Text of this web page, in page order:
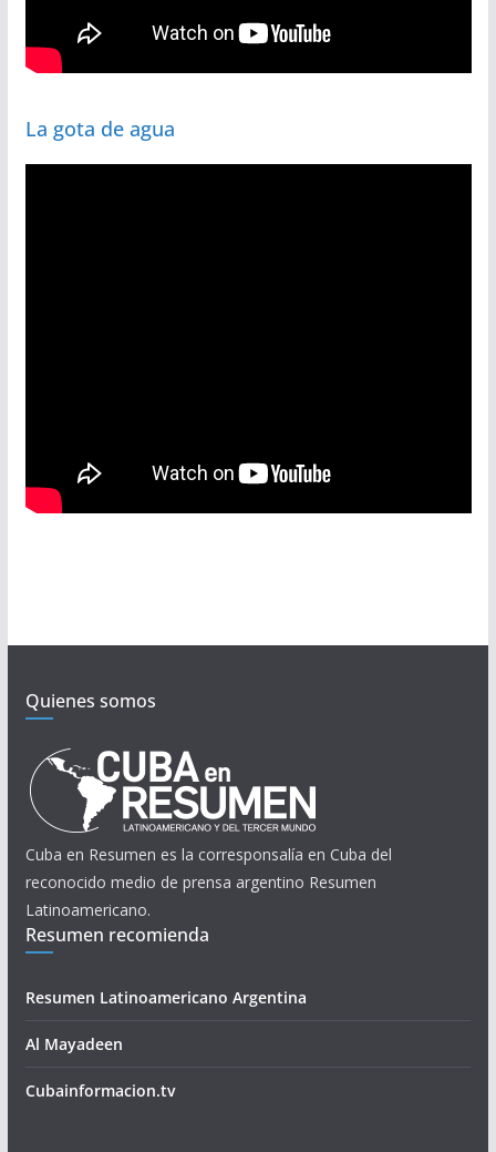
La gota de agua
Quienes somos
Cuba en Resumen es la corresponsalía en Cuba del
reconocido medio de prensa argentino Resumen
Latinoamericano.
Resumen recomienda
Resumen Latinoamericano Argentina
Al Mayadeen
Cubainformacion.tv